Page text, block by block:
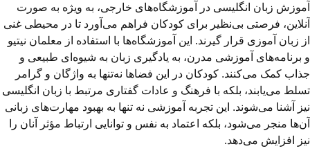
آموزش زبان انگلیسی در آموزشگاه‌های خارجی، به ویژه به صورت
آنلاین، فرصتی بی‌نظیر برای کودکان فراهم می‌آورد تا در محیطی غنی
از زبان آموزی قرار گیرند. این آموزشگاه‌ها با استفاده از معلمان نیتیو
و برنامه‌های آموزشی مدرن، به یادگیری زبان به شیوه‌ای طبیعی و
جذاب کمک می‌کنند. کودکان در این فضاها نه‌تنها به واژگان و گرامر
تسلط می‌یابند، بلکه با فرهنگ و عادات گفتاری مرتبط با زبان انگلیسی
نیز آشنا می‌شوند. این تجربه آموزشی نه تنها به بهبود مهارت‌های زبانی
آن‌ها منجر می‌شود، بلکه اعتماد به نفس و توانایی ارتباط مؤثر آنان را
نیز افزایش می‌دهد.